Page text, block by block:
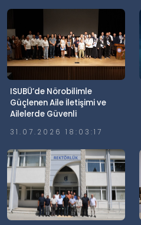
ISUBÜ’de Nörobilimle
Güçlenen Aile İletişimi ve
Ailelerde Güvenli
Gerçekleştirildi
31.07.2026 18:03:17